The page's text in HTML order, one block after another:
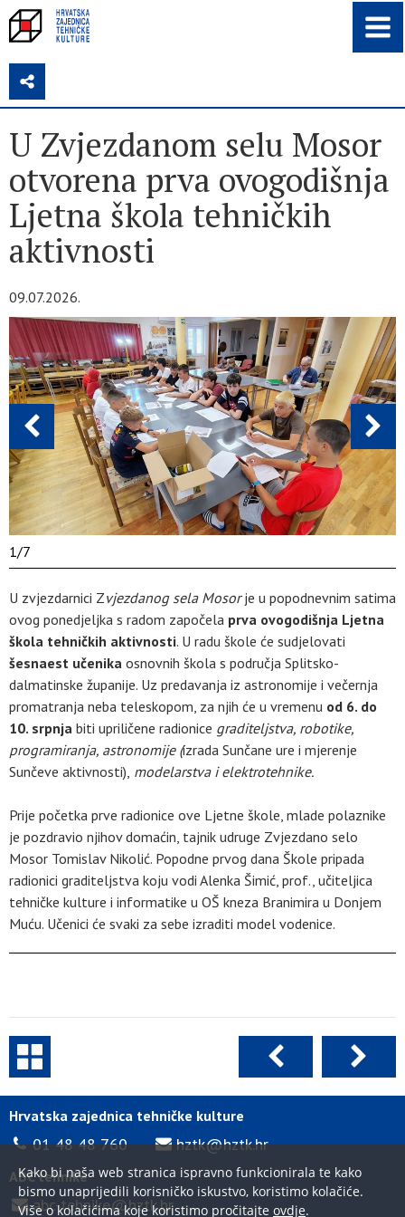
Z
U Zvjezdanom selu Mosor
otvorena prva ovogodišnja
Ljetna škola tehničkih
aktivnosti
09.07.2026.
1/7
U zvjezdarnici Zvjezdanog sela Mosorje u popodnevnim satima
ovog ponedjeljka s radom započela prva ovogodišnja Ljetna
škola tehničkih aktivnosti. U radu škole će sudjelovati
šesnaest učenika osnovnih škola s područja Splitsko-
dalmatinske županije. Uz predavanja iz astronomije i večernja
promatranja neba teleskopom, za njih će u vremenu od 6. do
10. srpnja biti upriličene radionice graditeljstva, robotike,
programiranja, astronomije (izrada Sunčane ure i mjerenje
Sunčeve aktivnosti), modelarstva i elektrotehnike.
Prije početka prve radionice ove Ljetne škole, mlade polaznike
je pozdravio njihov domaćin, tajnik udruge Zvjezdano selo
Mosor Tomislav Nikolić. Popodne prvog dana Škole pripada
radionici graditeljstva koju vodi Alenka Šimić, prof., učiteljica
tehničke kulture i informatike u OŠ kneza Branimira u Donjem
Muću. Učenici će svaki za sebe izraditi model vodenice.
Hrvatska zajednica tehničke kulture
01 48 48 760 hztk@hztk.hr
ABC tehnike
abc-tehnike@hztk.hr
Kako bi naša web stranica ispravno funkcionirala te kako
bismo unaprijedili korisničko iskustvo, koristimo kolačiće.
Više o kolačićima koje koristimo pročitajte ovdje.